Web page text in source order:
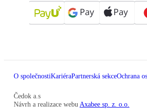
O společnostiKariéraPartnerská sekceOchrana
Čedok a.s
Návrh a realizace webu Axabee sp. z. o.o.